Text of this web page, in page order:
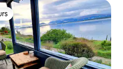
les plus appréciés